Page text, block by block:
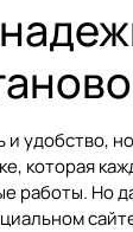
удобство,
Но